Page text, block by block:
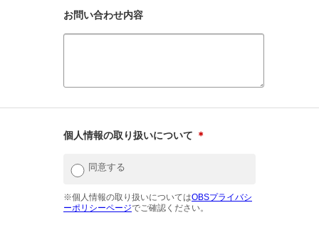
お問い合わせ内容
個人情報の取り扱いについて ＊
同意する
※個人情報の取り扱いについてはOBSプライバシ
ーポリシーページでご確認ください。